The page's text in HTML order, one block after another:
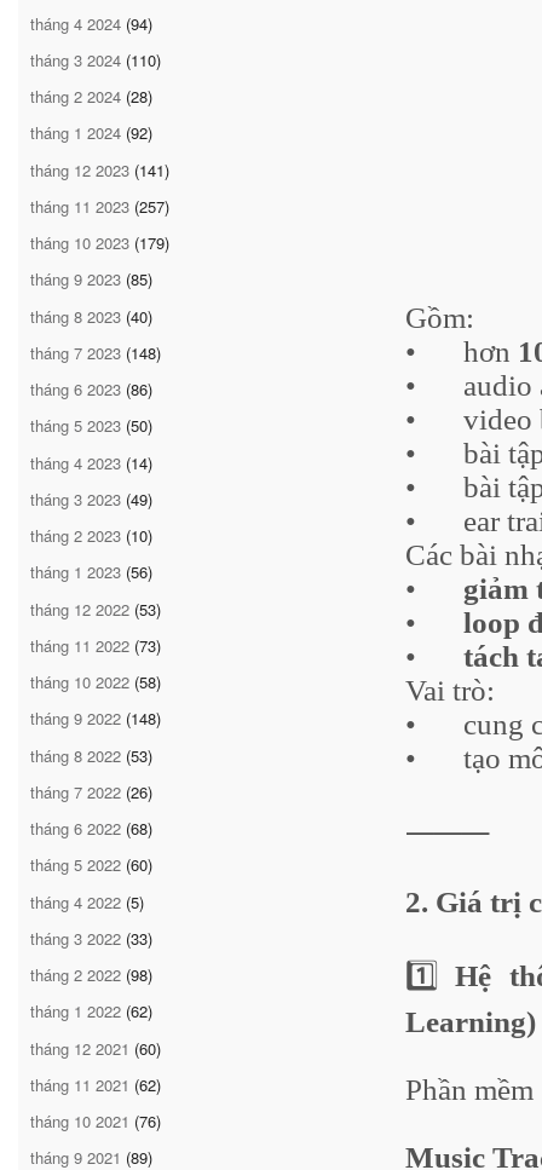
tháng 4 2024 (94)
tháng 3 2024 (110)
tháng 2 2024 (28)
tháng 1 2024 (92)
tháng 12 2023 (141)
tháng 11 2023 (257)
tháng 10 2023 (179)
tháng 9 2023 (85)
tháng 8 2023 (40)
tháng 7 2023 (148)
tháng 6 2023 (86)
tháng 5 2023 (50)
tháng 4 2023 (14)
tháng 3 2023 (49)
tháng 2 2023 (10)
tháng 1 2023 (56)
tháng 12 2022 (53)
tháng 11 2022 (73)
tháng 10 2022 (58)
tháng 9 2022 (148)
tháng 8 2022 (53)
tháng 7 2022 (26)
tháng 6 2022 (68)
tháng 5 2022 (60)
tháng 4 2022 (5)
tháng 3 2022 (33)
tháng 2 2022 (98)
tháng 1 2022 (62)
tháng 12 2021 (60)
tháng 11 2021 (62)
tháng 10 2021 (76)
tháng 9 2021 (89)
Gồm:
•
hơn
•
audio
•
video
•
bài
•
bài
•
ear
Các bài
•
giảm
•
loop
•
tách
Vai trò:
•
cung
•
tạo
⸻
2. Giá trị
1️⃣
Hệ
Learning)
Phần
Music